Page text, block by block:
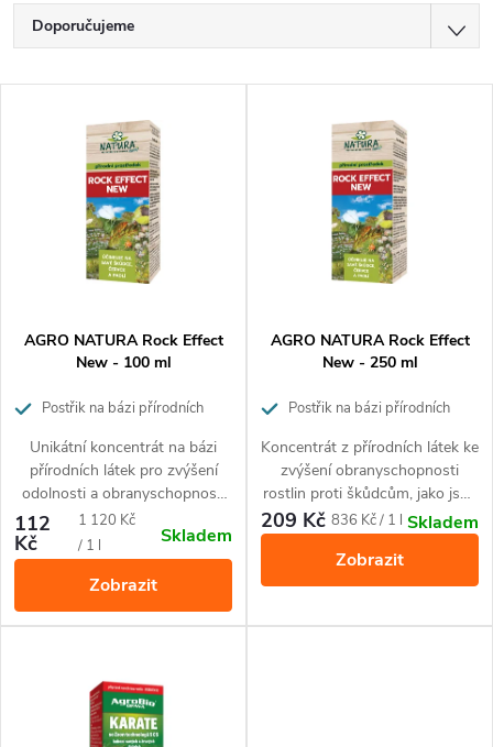
Ř
a
p
o
d
u
k
t
Doporučujeme
Nejprodávanější
Abecedně
p
r
o
d
u
k
AGRO NATURA Rock Effect
New - 100 ml
Postřik na bázi přírodních
Unikátní koncentrát na bázi
přírodních látek pro zvýšení
odolnosti a obranyschopnosti
rostlin proti škůdcům jako
jsou mšice, molice, svilušky,
třásněnky, červci – puklice (v
raném stadiu) a také americké
padlí na angreštu a rybízu.
Přípravek je vhodný pro
Neškodí užitečným
organismům.
112
Kč
Měrná
cena:
1 120 Kč
/ 1 l
Skladem
Zobrazit
AGRO NATURA Rock Effect
New - 250 ml
Postřik na bázi přírodních
Koncentrát z přírodních látek ke
zvýšení obranyschopnosti
rostlin proti škůdcům, jako jsou
mšice, molice, svilušky,
třásněnky, červci a puklice (v
raném stadiu) a také americké
padlí na angreštu a rybízu.
ekologické zemědělství a
209 Kč Měrná
836 Kč / 1 l Skladem
Zobrazit